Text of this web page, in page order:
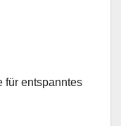
für entspanntes